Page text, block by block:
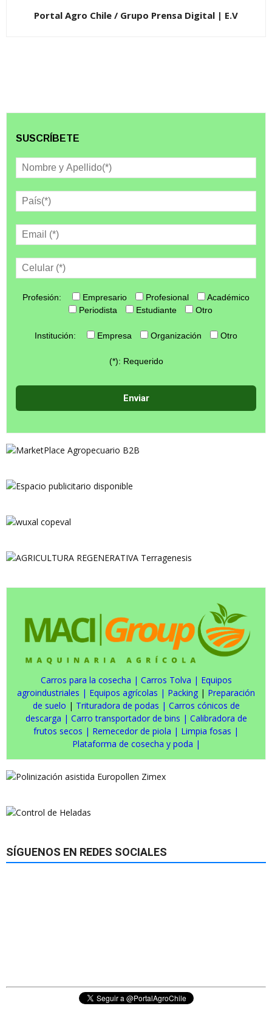
Portal Agro Chile / Grupo Prensa Digital | E.V
SUSCRÍBETE
Profesión: Empresario Profesional
Académico
Periodista
Estudiante Otro
Institución: Empresa Organización Otro
(*): Requerido
Carros para la cosecha | Carros Tolva | Equipos
agroindustriales | Equipos agrícolas | Packing | Preparación
de suelo | Trituradora de podas | Carros cónicos de
descarga | Carro transportador de bins | Calibradora de
frutos secos | Remecedor de piola | Limpia fosas |
Plataforma de cosecha y poda |
SÍGUENOS EN REDES SOCIALES